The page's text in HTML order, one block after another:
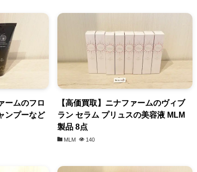
ームのフロ
ンプーなど
【高価買取】ニナファームのヴィブ
ラン セラム プリュスの美容液 MLM
製品 8点
MLM 140